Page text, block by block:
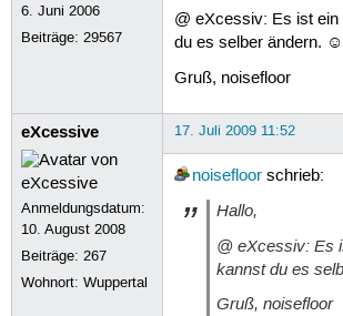
6. Juni 2006
Beiträge:29567
@ eXcessiv: Es ist
du es selber ändern. ☺
Gruß, noisefloor
eXcessive
Anmeldungsdatum:
10. August 2008
Beiträge:267
Wohnort: Wuppertal
17. Juli 2009 11:52
noisefloorschrieb:
Hallo,
@ eXcessiv: Es
kannst du es
Gruß, noisefloor